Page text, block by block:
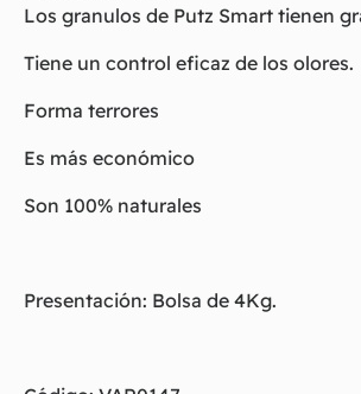
Los granulos de Putz Smart tienen
Tiene un control eficaz de los olores.
Forma terrores
Es más económico
Son 100% naturales
Presentación: Bolsa de 4Kg.